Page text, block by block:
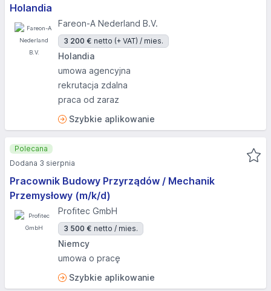
Holandia
Fareon-A Nederland B.V.
3 200 € netto (+ VAT) / mies.
Holandia
umowa agencyjna
rekrutacja zdalna
praca od zaraz
Szybkie aplikowanie
Pracownik Budowy Przyrządów / Mechanik
Przemysłowy (m/k/d)
Profitec GmbH
3 500 € netto / mies.
Niemcy
umowa o pracę
Szybkie aplikowanie
Polecana
Dodana 3 sierpnia